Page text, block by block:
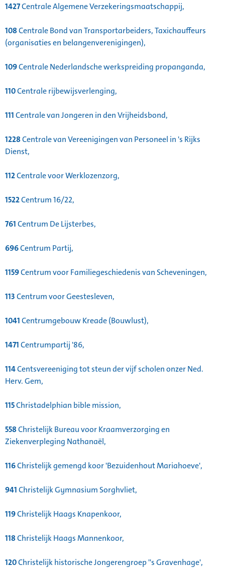
1427Centrale Algemene Verzekeringsmaatschappij,
108Centrale Bond van Transportarbeiders, Taxichauffeurs
(organisaties en belangenverenigingen),
109Centrale Nederlandsche werkspreiding propanganda,
110Centrale rijbewijsverlenging,
111Centrale van Jongeren in den Vrijheidsbond,
1228Centrale van Vereenigingen van Personeel in 's Rijks
Dienst,
112Centrale voor Werklozenzorg,
1522Centrum 16/22,
761Centrum De Lijsterbes,
696Centrum Partij,
1159Centrum voor Familiegeschiedenis van Scheveningen,
113Centrum voor Geestesleven,
1041Centrumgebouw Kreade (Bouwlust),
1471Centrumpartij '86,
114Centsvereeniging tot steun der vijf scholen onzer Ned.
Herv. Gem,
115Christadelphian bible mission,
558Christelijk Bureau voor Kraamverzorging en
Ziekenverpleging Nathanaël,
116Christelijk gemengd koor 'Bezuidenhout Mariahoeve',
941Christelijk Gymnasium Sorghvliet,
119Christelijk Haags Knapenkoor,
118Christelijk Haags Mannenkoor,
120Christelijk historische Jongerengroep ''s Gravenhage',